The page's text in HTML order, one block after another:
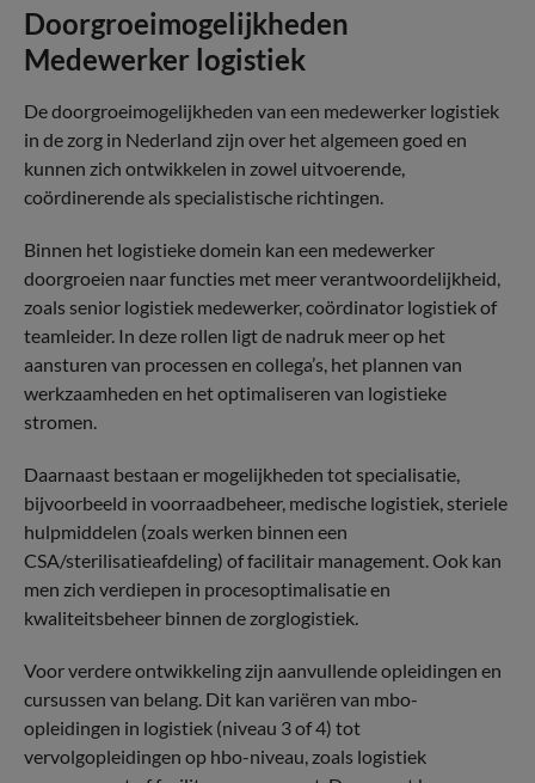
Doorgroeimogelijkheden
Medewerker logistiek
De doorgroeimogelijkheden van een medewerker logistiek
in de zorg in Nederland zijn over het algemeen goed en
kunnen zich ontwikkelen in zowel uitvoerende,
coördinerende als specialistische richtingen.
Binnen het logistieke domein kan een medewerker
doorgroeien naar functies met meer verantwoordelijkheid,
zoals senior logistiek medewerker, coördinator logistiek of
teamleider. In deze rollen ligt de nadruk meer op het
aansturen van processen en collega’s, het plannen van
werkzaamheden en het optimaliseren van logistieke
stromen.
Daarnaast bestaan er mogelijkheden tot specialisatie,
bijvoorbeeld in voorraadbeheer, medische logistiek, steriele
hulpmiddelen (zoals werken binnen een
CSA/sterilisatieafdeling) of facilitair management. Ook kan
men zich verdiepen in procesoptimalisatie en
kwaliteitsbeheer binnen de zorglogistiek.
Voor verdere ontwikkeling zijn aanvullende opleidingen en
cursussen van belang. Dit kan variëren van mbo-
opleidingen in logistiek (niveau 3 of 4) tot
vervolgopleidingen op hbo-niveau, zoals logistiek